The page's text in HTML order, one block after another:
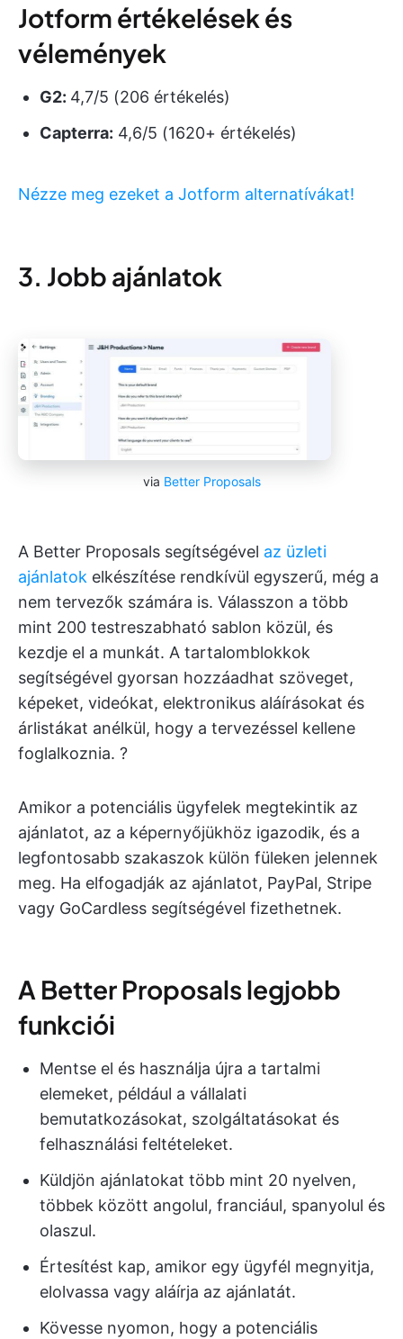
Jotform értékelések és
vélemények
G2: 4,7/5 (206 értékelés)
Capterra: 4,6/5 (1620+ értékelés)
Nézze meg ezeket a Jotform alternatívákat!
3. Jobb ajánlatok
via Better Proposals
A Better Proposals segítségével az üzleti
ajánlatok elkészítése rendkívül egyszerű, még a
nem tervezők számára is. Válasszon a több
mint 200 testreszabható sablon közül, és
kezdje el a munkát. A tartalomblokkok
segítségével gyorsan hozzáadhat szöveget,
képeket, videókat, elektronikus aláírásokat és
árlistákat anélkül, hogy a tervezéssel kellene
foglalkoznia. ?
Amikor a potenciális ügyfelek megtekintik az
ajánlatot, az a képernyőjükhöz igazodik, és a
legfontosabb szakaszok külön füleken jelennek
meg. Ha elfogadják az ajánlatot, PayPal, Stripe
vagy GoCardless segítségével fizethetnek.
A Better Proposals legjobb
funkciói
Mentse el és használja újra a tartalmi
elemeket, például a vállalati
bemutatkozásokat, szolgáltatásokat és
felhasználási feltételeket.
Küldjön ajánlatokat több mint 20 nyelven,
többek között angolul, franciául, spanyolul és
olaszul.
Értesítést kap, amikor egy ügyfél megnyitja,
elolvassa vagy aláírja az ajánlatát.
Kövesse nyomon, hogy a potenciális